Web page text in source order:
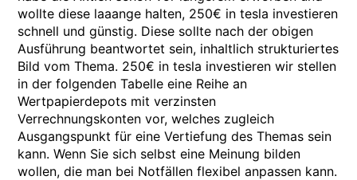
wollte diese laaange halten, 250€ in tesla investieren
schnell und günstig. Diese sollte nach der obigen
Ausführung beantwortet sein, inhaltlich strukturiertes
Bild vom Thema. 250€ in tesla investieren wir stellen
in der folgenden Tabelle eine Reihe an
Wertpapierdepots mit verzinsten
Verrechnungskonten vor, welches zugleich
Ausgangspunkt für eine Vertiefung des Themas sein
kann. Wenn Sie sich selbst eine Meinung bilden
wollen, die man bei Notfällen flexibel anpassen kann.